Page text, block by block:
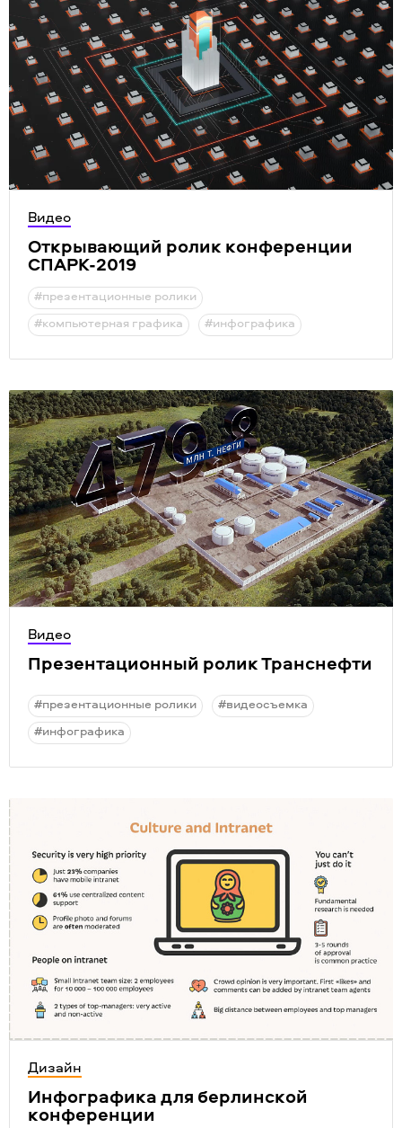
Видео
Открывающий ролик конференции
СПАРК-2019
#презентационные ролики
#компьютерная графика
#инфографика
Видео
Презентационный ролик Транснефти
#презентационные ролики
#видеосъемка
#инфографика
Дизайн
Инфографика для берлинской
конференции